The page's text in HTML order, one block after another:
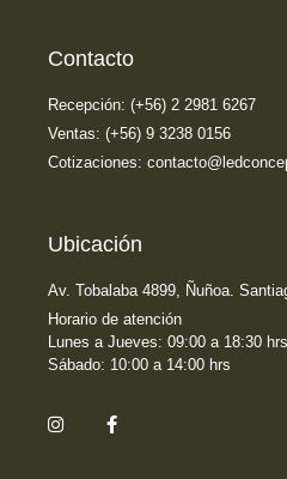
Contacto
Recepción: (+56) 2 2981 6267
Ventas: (+56) 9 3238 0156
Cotizaciones:
Ubicación
Av. Tobalaba 4899, Ñuñoa.
Horario de atención
Lunes a Jueves: 09:00 a 18:30
Sábado: 10:00 a 14:00 hrs